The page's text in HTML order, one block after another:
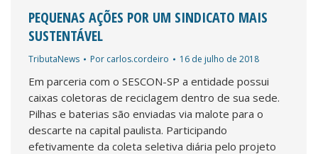
PEQUENAS AÇÕES POR UM SINDICATO MAIS
SUSTENTÁVEL
TributaNews Por carlos.cordeiro 16 de julho de 2018
Em parceria com o SESCON-SP a entidade possui
caixas coletoras de reciclagem dentro de sua sede.
Pilhas e baterias são enviadas via malote para o
descarte na capital paulista. Participando
efetivamente da coleta seletiva diária pelo projeto